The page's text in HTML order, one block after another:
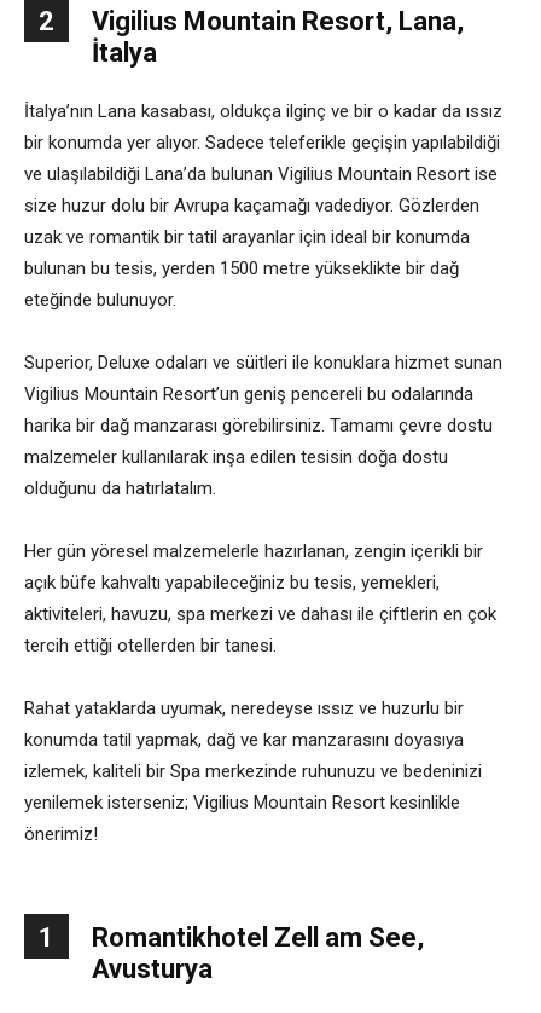
2
Vigilius Mountain Resort, Lana,
İtalya
İtalya’nın Lana kasabası, oldukça ilginç ve bir o kadar da ıssız
bir konumda yer alıyor. Sadece teleferikle geçişin yapılabildiği
ve ulaşılabildiği Lana’da bulunan Vigilius Mountain Resort ise
size huzur dolu bir Avrupa kaçamağı vadediyor. Gözlerden
uzak ve romantik bir tatil arayanlar için ideal bir konumda
bulunan bu tesis, yerden 1500 metre yükseklikte bir dağ
eteğinde bulunuyor.
Superior, Deluxe odaları ve süitleri ile konuklara hizmet sunan
Vigilius Mountain Resort’un geniş pencereli bu odalarında
harika bir dağ manzarası görebilirsiniz. Tamamı çevre dostu
malzemeler kullanılarak inşa edilen tesisin doğa dostu
olduğunu da hatırlatalım.
Her gün yöresel malzemelerle hazırlanan, zengin içerikli bir
açık büfe kahvaltı yapabileceğiniz bu tesis, yemekleri,
aktiviteleri, havuzu, spa merkezi ve dahası ile çiftlerin en çok
tercih ettiği otellerden bir tanesi.
Rahat yataklarda uyumak, neredeyse ıssız ve huzurlu bir
konumda tatil yapmak, dağ ve kar manzarasını doyasıya
izlemek, kaliteli bir Spa merkezinde ruhunuzu ve bedeninizi
yenilemek isterseniz; Vigilius Mountain Resort kesinlikle
önerimiz!
1
Romantikhotel Zell am See,
Avusturya